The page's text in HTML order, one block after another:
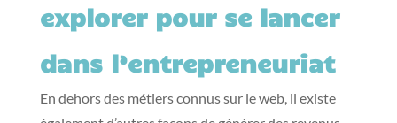
explorer pour se lancer
dans l’entrepreneuriat
En dehors des métiers connus sur le web, il existe